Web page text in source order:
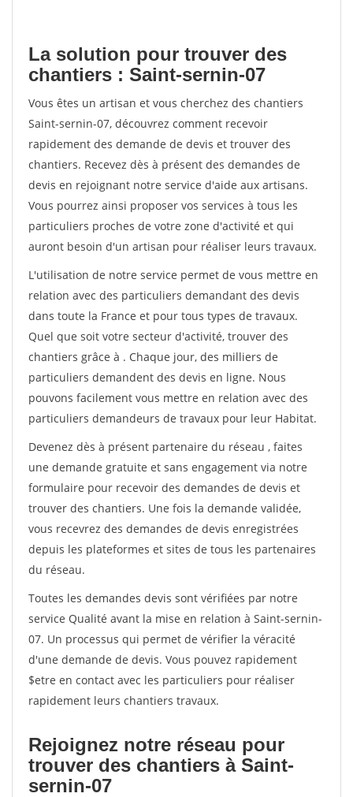
La solution pour trouver des
chantiers : Saint-sernin-07
Vous êtes un artisan et vous cherchez des chantiers
Saint-sernin-07, découvrez comment recevoir
rapidement des demande de devis et trouver des
chantiers. Recevez dès à présent des demandes de
devis en rejoignant notre service d'aide aux artisans.
Vous pourrez ainsi proposer vos services à tous les
particuliers proches de votre zone d'activité et qui
auront besoin d'un artisan pour réaliser leurs travaux.
L'utilisation de notre service permet de vous mettre en
relation avec des particuliers demandant des devis
dans toute la France et pour tous types de travaux.
Quel que soit votre secteur d'activité, trouver des
chantiers grâce à . Chaque jour, des milliers de
particuliers demandent des devis en ligne. Nous
pouvons facilement vous mettre en relation avec des
particuliers demandeurs de travaux pour leur Habitat.
Devenez dès à présent partenaire du réseau , faites
une demande gratuite et sans engagement via notre
formulaire pour recevoir des demandes de devis et
trouver des chantiers. Une fois la demande validée,
vous recevrez des demandes de devis enregistrées
depuis les plateformes et sites de tous les partenaires
du réseau.
Toutes les demandes devis sont vérifiées par notre
service Qualité avant la mise en relation à Saint-sernin-
07. Un processus qui permet de vérifier la véracité
d'une demande de devis. Vous pouvez rapidement
$etre en contact avec les particuliers pour réaliser
rapidement leurs chantiers travaux.
Rejoignez notre réseau pour
trouver des chantiers à Saint-
sernin-07